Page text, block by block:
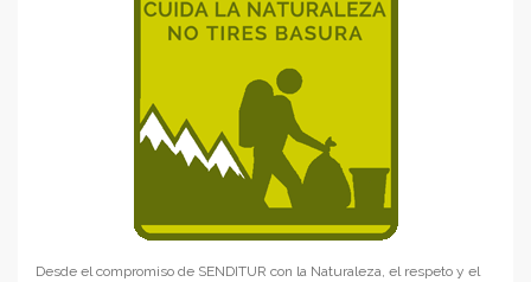
Desde el compromiso de SENDITUR con la Naturaleza, el respeto y el